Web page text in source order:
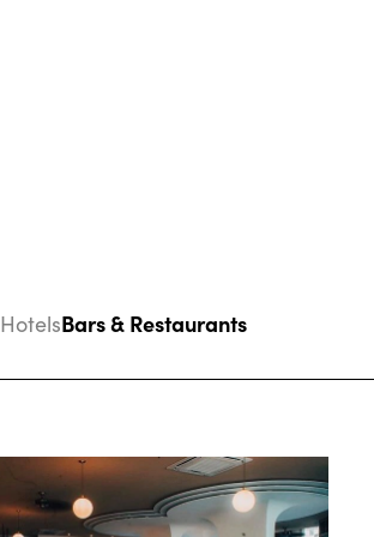
HotelsBars & Restaurants